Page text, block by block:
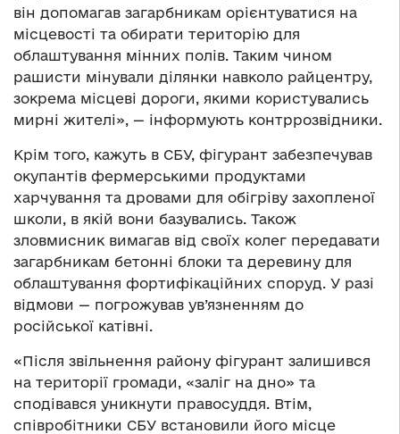
він допомагав загарбникам орієнтуватися на
місцевості та обирати територію для
облаштування мінних полів. Таким чином
рашисти мінували ділянки навколо райцентру,
зокрема місцеві дороги, якими користувались
мирні жителі», — інформують контррозвідники.
Крім того, кажуть в СБУ, фігурант забезпечував
окупантів фермерськими продуктами
харчування та дровами для обігріву захопленої
школи, в якій вони базувались. Також
зловмисник вимагав від своїх колег передавати
загарбникам бетонні блоки та деревину для
облаштування фортифікаційних споруд. У разі
відмови — погрожував ув’язненням до
російської катівні.
«Після звільнення району фігурант залишився
на території громади, «заліг на дно» та
сподівався уникнути правосуддя. Втім,
співробітники СБУ встановили його місце